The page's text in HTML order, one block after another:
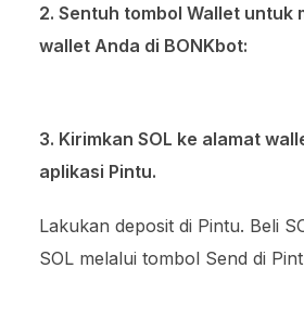
2. Sentuh tombol Wallet untuk
wallet Anda di BONKbot:
3. Kirimkan SOL ke alamat
aplikasi Pintu.
Lakukan deposit di Pintu. Beli
SOL melalui tombol Send di